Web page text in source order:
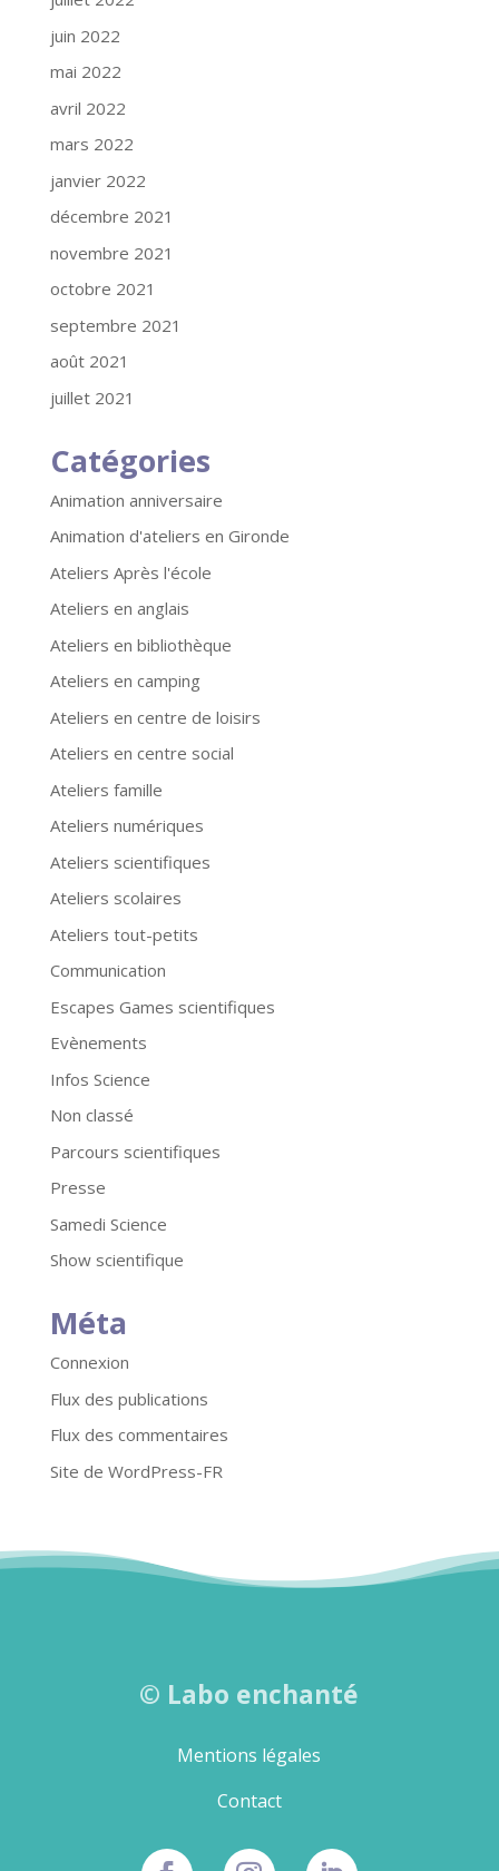
juin 2022
mai 2022
avril 2022
mars 2022
janvier 2022
décembre 2021
novembre 2021
octobre 2021
septembre 2021
août 2021
juillet 2021
Catégories
Animation anniversaire
Animation d'ateliers en Gironde
Ateliers Après l'école
Ateliers en anglais
Ateliers en bibliothèque
Ateliers en camping
Ateliers en centre de loisirs
Ateliers en centre social
Ateliers famille
Ateliers numériques
Ateliers scientifiques
Ateliers scolaires
Ateliers tout-petits
Communication
Escapes Games scientifiques
Evènements
Infos Science
Non classé
Parcours scientifiques
Presse
Samedi Science
Show scientifique
Méta
Connexion
Flux des publications
Flux des commentaires
Site de WordPress-FR
© Labo enchanté
Mentions légales
Contact